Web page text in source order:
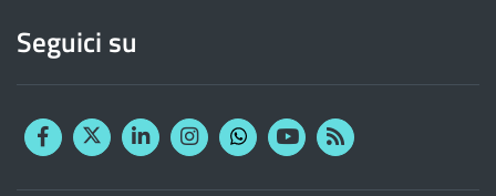
Seguici su
FacebookTwitterLinkedinInstagram
YouTubeRSS